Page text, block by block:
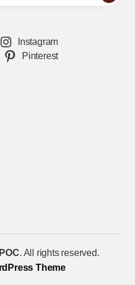
Instagram
Pinterest
. All rights reserved.
Theme